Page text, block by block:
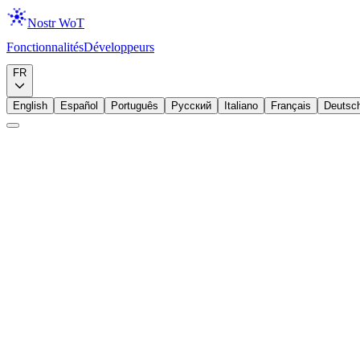
Nostr WoT
FonctionnalitésDéveloppeurs
FR
English Español Português Русский Italiano Français